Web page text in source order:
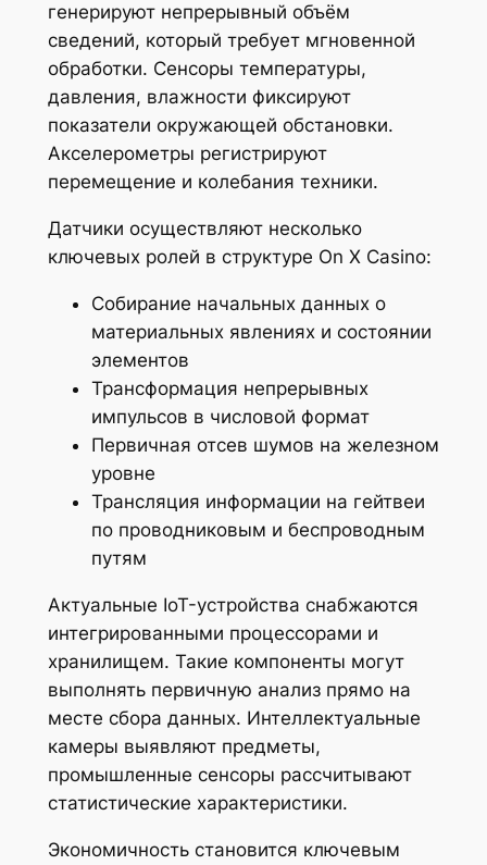
генерируют непрерывный объём
сведений, который требует мгновенной
обработки. Сенсоры температуры,
давления, влажности фиксируют
показатели окружающей обстановки.
Акселерометры регистрируют
перемещение и колебания техники.
Датчики осуществляют несколько
ключевых ролей в структуре On X Casino:
Собирание начальных данных о
материальных явлениях и состоянии
элементов
Трансформация непрерывных
импульсов в числовой формат
Первичная отсев шумов на железном
уровне
Трансляция информации на гейтвеи
по проводниковым и беспроводным
путям
Актуальные IoT-устройства снабжаются
интегрированными процессорами и
хранилищем. Такие компоненты могут
выполнять первичную анализ прямо на
месте сбора данных. Интеллектуальные
камеры выявляют предметы,
промышленные сенсоры рассчитывают
статистические характеристики.
Экономичность становится ключевым